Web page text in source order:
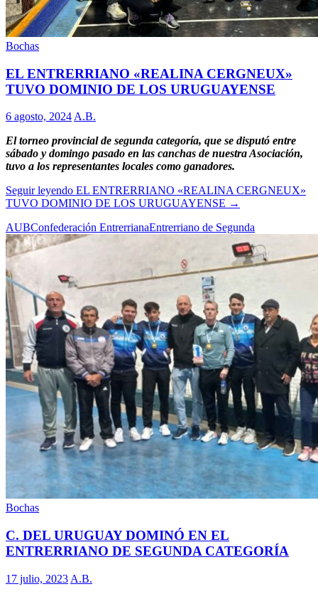
Bochas
EL ENTRERRIANO «REALINA CERGNEUX»
TUVO DOMINIO DE LOS URUGUAYENSE
6 agosto, 2024 A.B.
El torneo provincial de segunda categoría, que se disputó entre
sábado y domingo pasado en las canchas de nuestra Asociación,
tuvo a los representantes locales como ganadores.
Seguir leyendo EL ENTRERRIANO «REALINA CERGNEUX»
TUVO DOMINIO DE LOS URUGUAYENSE →
AUBConfederación EntrerrianaEntrerriano de Segunda
Bochas
C. DEL URUGUAY DOMINÓ EN EL
ENTRERRIANO DE SEGUNDA CATEGORÍA
17 julio, 2023 A.B.